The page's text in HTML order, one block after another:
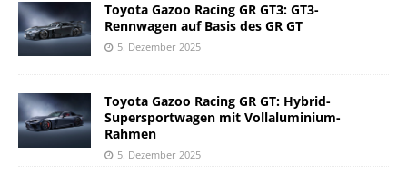
Toyota Gazoo Racing GR GT3: GT3-
Rennwagen auf Basis des GR GT
5. Dezember 2025
Toyota Gazoo Racing GR GT: Hybrid-
Supersportwagen mit Vollaluminium-
Rahmen
5. Dezember 2025